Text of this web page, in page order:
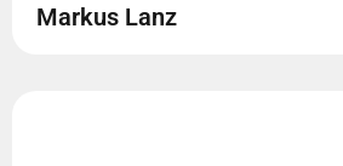
Markus Lanz